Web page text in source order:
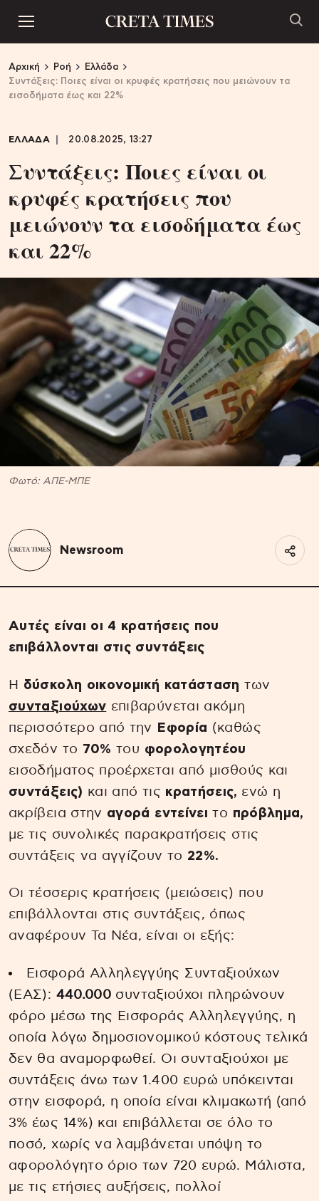
Αρχική Ροή
Ελλάδα
Συντάξεις: Ποιες είναι οι κρυφές κρατήσεις που μειώνουν τα
εισοδήματα έως και 22%
ΕΛΛΑΔΑ 20.08.2025, 13:27
Συντάξεις: Ποιες είναι οι
κρυφές κρατήσεις που
μειώνουν τα εισοδήματα έως
και 22%
Φωτό: ΑΠΕ-ΜΠΕ
Newsroom
Αυτές είναι οι 4 κρατήσεις που
επιβάλλονται στις συντάξεις
Η δύσκολη οικονομική κατάσταση των
συνταξιούχων επιβαρύνεται ακόμη
περισσότερο από την
Εφορία (καθώς
σχεδόν το 70% του φορολογητέου
εισοδήματος προέρχεται από μισθούς και
συντάξεις) και από τις κρατήσεις, ενώ η
ακρίβεια στην αγορά εντείνει το πρόβλημα,
με τις συνολικές παρακρατήσεις στις
συντάξεις να αγγίζουν το 22%.
Οι τέσσερις κρατήσεις (μειώσεις) που
επιβάλλονται στις συντάξεις, όπως
αναφέρουν Τα Νέα, είναι οι εξής:
Εισφορά Αλληλεγγύης Συνταξιούχων
(ΕΑΣ): 440.000 συνταξιούχοι πληρώνουν
φόρο μέσω της Εισφοράς Αλληλεγγύης, η
οποία λόγω δημοσιονομικού κόστους τελικά
δεν θα αναμορφωθεί. Οι συνταξιούχοι με
συντάξεις άνω των 1.400 ευρώ υπόκεινται
στην εισφορά, η οποία είναι κλιμακωτή (από
3% έως 14%) και επιβάλλεται σε όλο το
ποσό, χωρίς να λαμβάνεται υπόψη το
αφορολόγητο όριο των 720 ευρώ. Μάλιστα,
με τις ετήσιες αυξήσεις, πολλοί